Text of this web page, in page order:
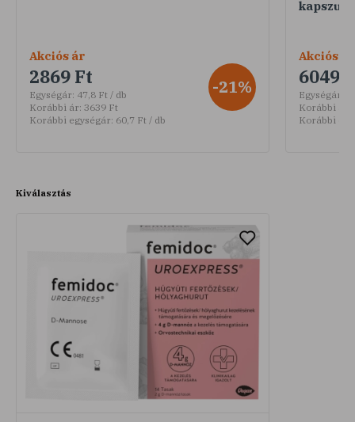
Akciós ár
2869 Ft
Egységár: 47,8 Ft / db
Korábbi ár: 3639 Ft
Korábbi egységár: 60,7 Ft / db
-21%
Akciós ár
6049
Egységár:
Korábbi ár:
Korábbi
Kiválasztás